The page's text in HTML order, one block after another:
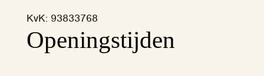
KvK: 93833768
‎Openingstijden